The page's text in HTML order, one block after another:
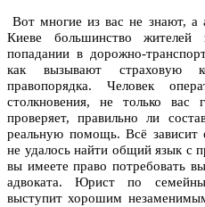
Вот многие из вас не знают,
Киеве большинство
попадании в дорожно-
как вызывают страховую
правопорядка. Человек
столкновения, не только вас
проверяет, правильно ли
реальную помощь. Всё зависит
не удалось найти общий язык с
вы имеете право потребовать
адвоката. Юрист по
выступит хорошим